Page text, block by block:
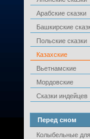
Арабские сказки
Башкирские
Польские сказки
Казахские
Вьетнамские
Мордовские
Сказки индейцев
Перед сном
Колыбельные